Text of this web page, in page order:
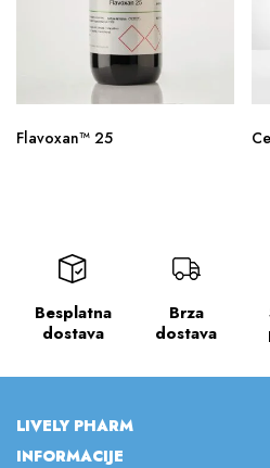
Flavoxan™ 25
Besplatna
dostava
Brza
dostava
LIVELY PHARM
INFORMACIJE